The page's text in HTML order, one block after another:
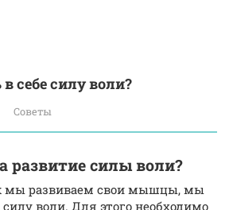
себе силу воли?
Советы
развитие силы воли?
мы развиваем свои мышцы, мы
воли. Для этого необходимо